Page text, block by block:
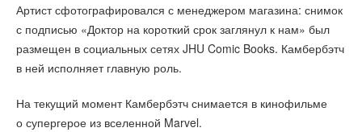
Артист сфотографировался с менеджером магазина: снимок
с подписью «Доктор на короткий срок заглянул к нам» был
размещен в социальных сетях JHU Comic Books. Камбербэтч
в ней исполняет главную роль.
На текущий момент Камбербэтч снимается в кинофильме
о супергерое из вселенной Marvel.